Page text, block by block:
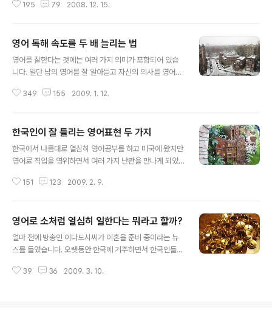
구의 게시판을 통해 알리기 보다는 엘리베이터 앞에 종이
베이터 앞에 공지사항이 하나 붙어있었습니다. 그냥 슬쩍
보고 지나갔는데 집에 돌아오니 아내가 무슨 공지사항이
있던데 읽어도 해석이 잘 안 된다고 무슨 뜻이냐고 물어보
가 다시 옮겨 써 보겠습니다. Trash generated by unit
195 79 2008. 12. 15.
영어 독해 속도를 두 배 늘리는 법
영어를 잘한다는 것에는 여러 가지 의미가 포함되어 있습
니다. 일단 남의 영어를 잘 알아듣고 자신의 의사를 영어로
쓸 수 있다면 더 이상 바랄 것이 없을 겁니다. 이에 더해서
리게 했기 때문에 말하기와 듣기만큼 읽기에는 관심이 없
는 경우가 많습니다. 하지만 한국에서 영어를 꽤 잘한다는
사람도 미국의 그냥 보통 사람이 보는 신문을 보면 읽기도
과는 달리 기사의 내용이 엄청나게 길어서 상당한 인내심
349 155 2009. 1. 12.
한국인이 잘 틀리는 영어표현 두 가지
한국에서 나름대로 열심히 영어공부를 하고 미국에 왔지만
영어로 직업을 영위하면서 여러 가지 난관을 만나게 되었
는 사실이었습니다. 말을 많이 하고 적게 하고가 큰 차이가
서 나온 경우가 많았기 때문에 말을 좀 적게 하더라도 정제
해서 하게 되었었는데 미국에서는 생각나는 대로 바로 바
로 이야기하지 않으면 대화가 되지 않았기 때문에 조금 이
그러다보니 한국에서는 틀릴까 봐 쓰지 못했던 신기한(?)
151 123 2009. 2. 9.
영어로 소처럼 열심히 일한다는 뭐라고 할까?
얼마 전에 방송인 이다도시씨가 이혼을 준비 중이라는 뉴
스를 들었습니다. 오랫동안 한국에 거주하면서 한국인들에
남의 일인 줄 알면서도 저의 마음을 어쩐지 무겁게 했습니
39 36 2009. 3. 10.